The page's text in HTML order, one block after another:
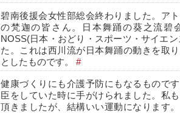
碧南後援会女性部総会終わりました。ア
の梵迦の皆さん。日本舞踊の葵之流碧
NOSS(日本・おどり・スポーツ・サイエ
た。これは西川流が日本舞踊の動きを取
としたものです。 #
健康づくりにも介護予防にもなるもので
臣をしていた時に手がけられました。私
頂きましたが、結構いい運動になります